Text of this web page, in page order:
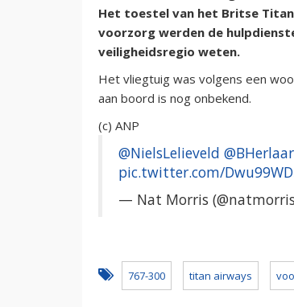
Het toestel van het Britse
voorzorg werden de
veiligheidsregio weten.
Het vliegtuig was volgens een
aan boord is nog onbekend.
(c) ANP
@NielsLelieveld @BHerlaar
pic.twitter.com/
— Nat Morris
767-300 titan airways